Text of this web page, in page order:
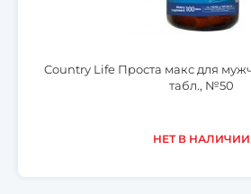
Country Life Проста макс для
табл., №50
НЕТ В НАЛИЧИИ